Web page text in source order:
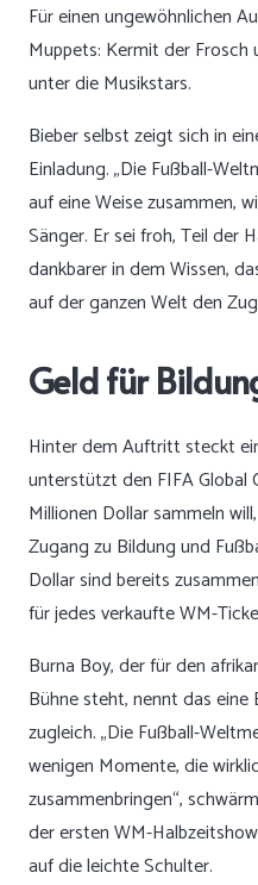
Für einen ungewöhnlichen
Muppets: Kermit der Frosch
unter die Musikstars.
Bieber selbst zeigt sich in
Einladung. „Die Fußball-
auf eine Weise zusammen,
Sänger. Er sei froh, Teil der
dankbarer in dem Wissen,
auf der ganzen Welt den
Geld für
Hinter dem Auftritt steckt
unterstützt den FIFA Global
Millionen Dollar sammeln
Zugang zu Bildung und
Dollar sind bereits
für jedes verkaufte WM-
Burna Boy, der für den
Bühne steht, nennt das
zugleich. „Die Fußball-
wenigen Momente, die
zusammenbringen“,
der ersten WM-
auf die leichte Schulter.